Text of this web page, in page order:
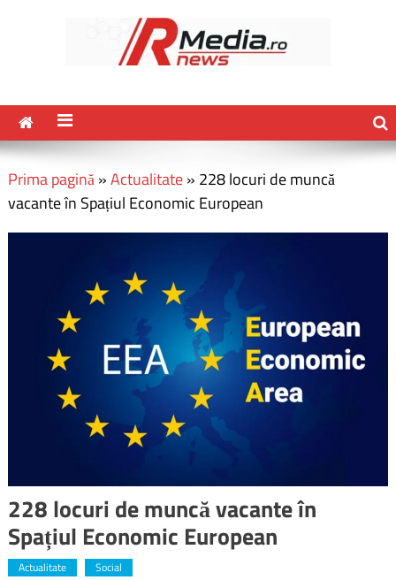
Prima pagină»Actualitate» 228 locuri de muncă
vacante în Spațiul Economic European
228 locuri de muncă vacante în
Spațiul Economic European
Actualitate Social